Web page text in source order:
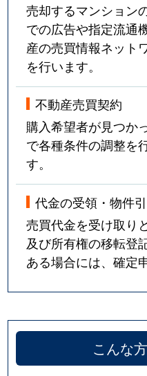
売却するマンション
での広告や指定流通
産の売買情報ネット
を行います。
不動産売買契約
購入希望者が見つか
で各種条件の調整を
す。
代金の受領・物件
売買代金を受け取り
及び所有権の移転登
ある場合には、確定
こんな